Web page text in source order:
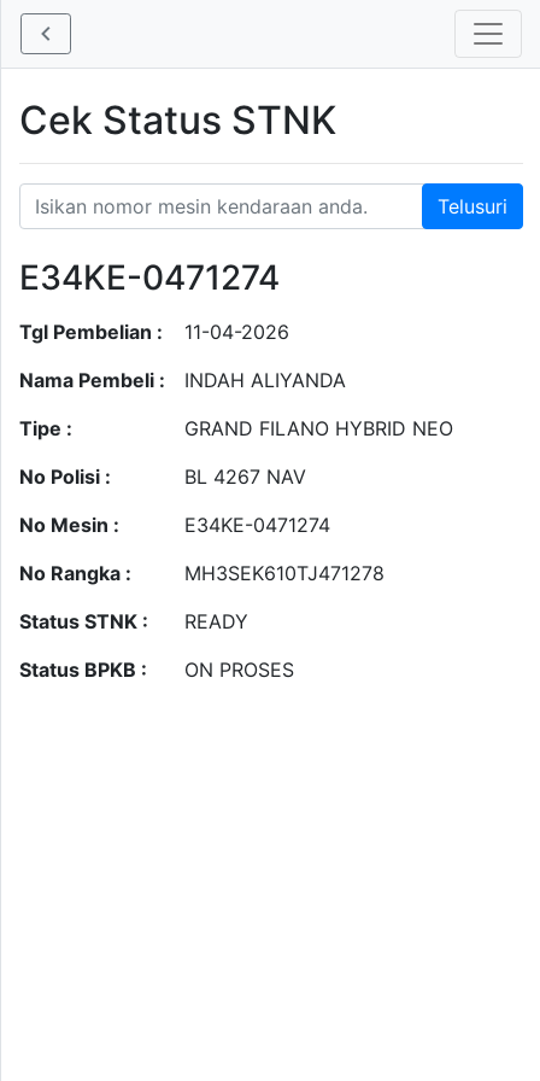
Cek Status STNK
E34KE-0471274
Tgl Pembelian :
11-04-2026
Nama Pembeli :
INDAH ALIYANDA
Tipe :
GRAND FILANO HYBRID NEO
No Polisi :
BL 4267 NAV
No Mesin :
E34KE-0471274
No Rangka :
MH3SEK610TJ471278
Status STNK :
READY
Status BPKB :
ON PROSES